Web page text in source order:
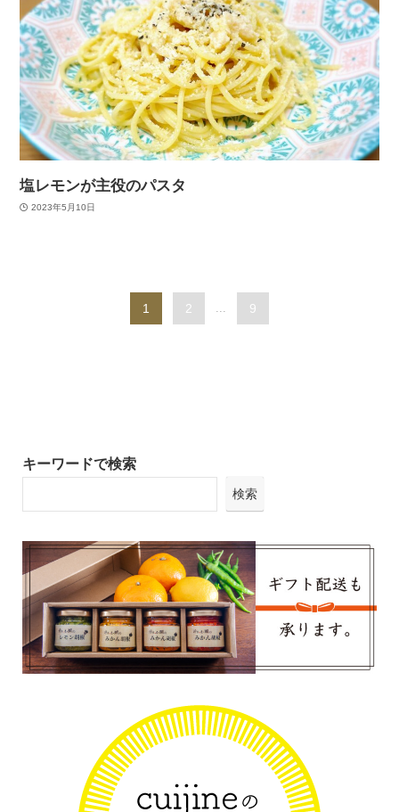
塩レモンが主役のパスタ
2023年5月10日
1 2 ... 9
キーワードで検索
検索